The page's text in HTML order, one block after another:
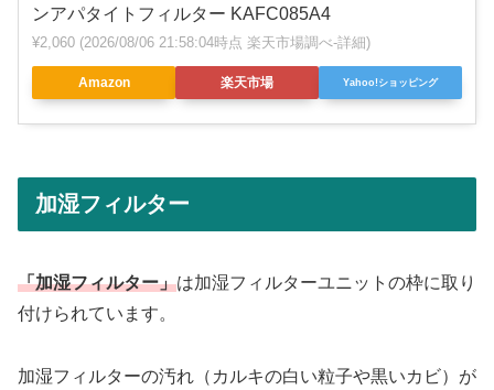
ンアパタイトフィルター KAFC085A4
¥2,060 (2026/08/06 21:58:04時点 楽天市場調べ-詳細)
Amazon 楽天市場 Yahoo!ショッピング
加湿フィルター
「加湿フィルター」は加湿フィルターユニットの枠に取り
付けられています。
加湿フィルターの汚れ（カルキの白い粒子や黒いカビ）が